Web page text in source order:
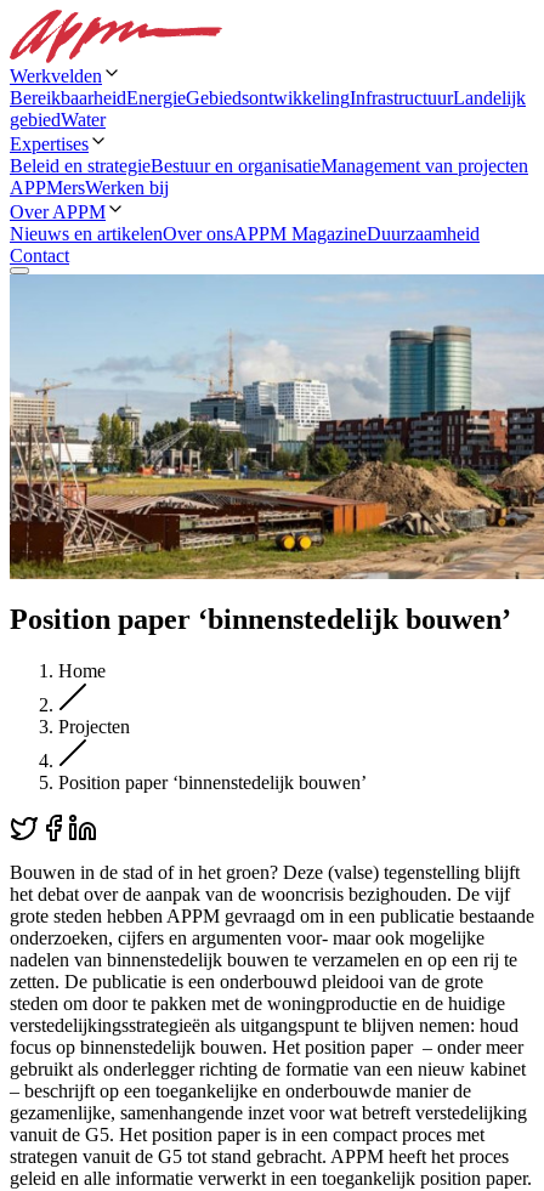
Werkvelden
BereikbaarheidEnergieGebiedsontwikkelingInfrastructuurLandelijk
gebiedWater
Expertises
Beleid en strategieBestuur en organisatieManagement van projecten
APPMersWerken bij
Over APPM
Nieuws en artikelenOver onsAPPM MagazineDuurzaamheid
Contact
Position paper ‘binnenstedelijk bouwen’
Home
Projecten
Position paper ‘binnenstedelijk bouwen’
Bouwen in de stad of in het groen? Deze (valse) tegenstelling blijft
het debat over de aanpak van de wooncrisis bezighouden. De vijf
grote steden hebben APPM gevraagd om in een publicatie bestaande
onderzoeken, cijfers en argumenten voor- maar ook mogelijke
nadelen van binnenstedelijk bouwen te verzamelen en op een rij te
zetten. De publicatie is een onderbouwd pleidooi van de grote
steden om door te pakken met de woningproductie en de huidige
verstedelijkingsstrategieën als uitgangspunt te blijven nemen: houd
focus op binnenstedelijk bouwen. Het position paper – onder meer
gebruikt als onderlegger richting de formatie van een nieuw kabinet
– beschrijft op een toegankelijke en onderbouwde manier de
gezamenlijke, samenhangende inzet voor wat betreft verstedelijking
vanuit de G5. Het position paper is in een compact proces met
strategen vanuit de G5 tot stand gebracht. APPM heeft het proces
geleid en alle informatie verwerkt in een toegankelijk position paper.